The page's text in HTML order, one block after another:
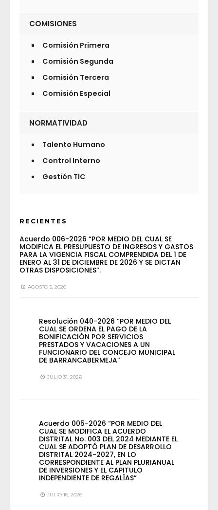
COMISIONES
Comisión Primera
Comisión Segunda
Comisión Tercera
Comisión Especial
NORMATIVIDAD
Talento Humano
Control Interno
Gestión TIC
RECIENTES
Acuerdo 006-2026 “POR MEDIO DEL CUAL SE
MODIFICA EL PRESUPUESTO DE INGRESOS Y GASTOS
PARA LA VIGENCIA FISCAL COMPRENDIDA DEL 1 DE
ENERO AL 31 DE DICIEMBRE DE 2026 Y SE DICTAN
OTRAS DISPOSICIONES”.
AGOSTO 5, 2026
Resolución 040-2026 “POR MEDIO DEL
CUAL SE ORDENA EL PAGO DE LA
BONIFICACIÓN POR SERVICIOS
PRESTADOS Y VACACIONES A UN
FUNCIONARIO DEL CONCEJO MUNICIPAL
DE BARRANCABERMEJA”
JULIO 31, 2026
Acuerdo 005-2026 “POR MEDIO DEL
CUAL SE MODIFICA EL ACUERDO
DISTRITAL No. 003 DEL 2024 MEDIANTE EL
CUAL SE ADOPTÓ PLAN DE DESARROLLO
DISTRITAL 2024-2027, EN LO
CORRESPONDIENTE AL PLAN PLURIANUAL
DE INVERSIONES Y EL CAPITULO
INDEPENDIENTE DE REGALÍAS”
JULIO 16, 2026